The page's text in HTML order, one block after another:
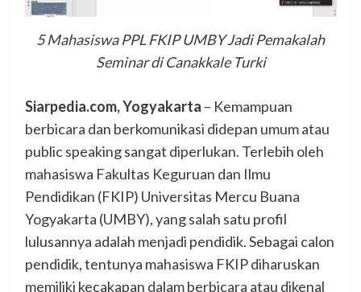
5 Mahasiswa PPL FKIP UMBY Jadi Pemakalah
Seminar di Canakkale Turki
Siarpedia.com, Yogyakarta – Kemampuan
berbicara dan berkomunikasi didepan umum atau
public speaking sangat diperlukan. Terlebih oleh
mahasiswa Fakultas Keguruan dan Ilmu
Pendidikan (FKIP) Universitas Mercu Buana
Yogyakarta (UMBY), yang salah satu profil
lulusannya adalah menjadi pendidik. Sebagai calon
pendidik, tentunya mahasiswa FKIP diharuskan
memiliki kecakapan dalam berbicara atau dikenal